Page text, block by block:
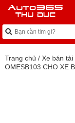
Trang chủ / Xe bán tải
OMESB103 CHO XE